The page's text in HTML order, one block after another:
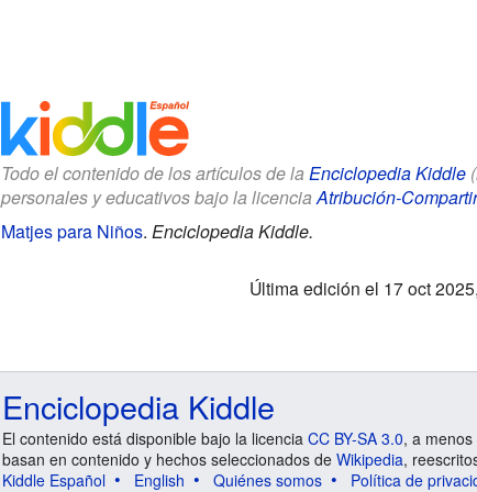
Todo el contenido de los artículos de la Enciclopedia Kiddle
personales y educativos bajo la licencia Atribución-
Matjes para Niños. Enciclopedia Kiddle.
Última edición el 17 oct
Enciclopedia Kiddle
El contenido está disponible bajo la licencia CC BY-SA 3.0, a
basan en contenido y hechos seleccionados de Wikipedia,
Kiddle Español
English Quiénes somos Política de